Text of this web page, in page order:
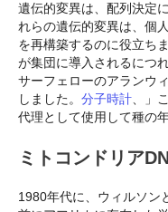
遺伝的変異は、配列決定
れらの遺伝的変異は、個
を再構築するのに役立ち
が集団に導入されるにつれ
サーフェローのアランウ
しました。 分子時計、」
代理として使用して種の
ミトコンドリア
1980年代に、ウィルソン